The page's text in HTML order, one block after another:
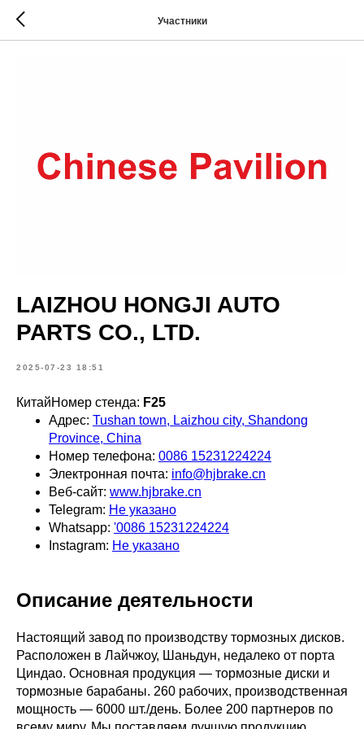
Участники
LAIZHOU HONGJI AUTO
PARTS CO., LTD.
2025-07-23 18:51
КитайНомер стенда: F25
Адрес: Tushan town, Laizhou city, Shandong
Province, China
Номер телефона: 0086 15231224224
Электронная почта: info@hjbrake.cn
Веб-сайт: www.hjbrake.cn
Telegram: Не указано
Whatsapp: '0086 15231224224
Instagram: Не указано
Описание деятельности
Настоящий завод по производству тормозных дисков.
Расположен в Лайчжоу, Шаньдун, недалеко от порта
Циндао. Основная продукция — тормозные диски и
тормозные барабаны. 260 рабочих, производственная
мощность — 6000 шт./день. Более 200 партнеров по